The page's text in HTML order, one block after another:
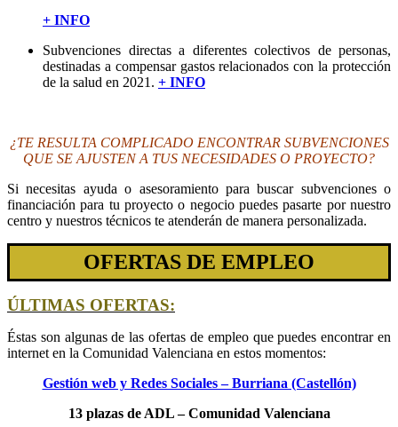
+ INFO
Subvenciones directas a diferentes colectivos de personas,
destinadas a compensar gastos relacionados con la protección
de la salud en 2021. + INFO
¿TE RESULTA COMPLICADO ENCONTRAR SUBVENCIONES
QUE SE AJUSTEN A TUS NECESIDADES O PROYECTO?
Si necesitas ayuda o asesoramiento para buscar subvenciones o
financiación para tu proyecto o negocio puedes pasarte por nuestro
centro y nuestros técnicos te atenderán de manera personalizada.
OFERTAS DE EMPLEO
ÚLTIMAS OFERTAS:
Éstas son algunas de las ofertas de empleo que puedes encontrar en
internet en la Comunidad Valenciana en estos momentos:
Gestión web y Redes Sociales – Burriana (Castellón)
13 plazas de ADL – Comunidad Valenciana